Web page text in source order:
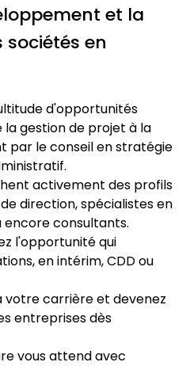
et la
en
d'opportunités
la gestion de projet à la
par le conseil en stratégie
activement des profils
direction, spécialistes en
encore consultants.
l'opportunité qui
en intérim, CDD ou
votre carrière et devenez
entreprises dès
vous attend avec